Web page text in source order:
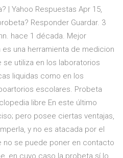
| Yahoo Respuestas Apr 15,
Responder Guardar. 3
hace 1 década. Mejor
una herramienta de medicion
utiliza en los laboratorios
liquidas como en los
escolares. Probeta
libre En este último
pero posee ciertas ventajas,
y no es atacada por el
no se puede poner en contacto